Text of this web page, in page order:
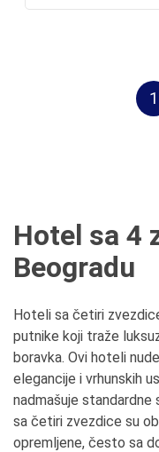
1
Hotel sa 4
Beogradu
Hoteli sa četiri
putnike koji traže
boravka. Ovi hoteli
elegancije i vrhunskih
nadmašuje
sa četiri zvezdice su
opremljene, često sa